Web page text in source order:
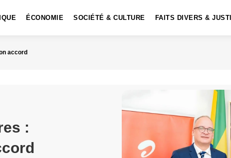
ÉCONOMIE SOCIÉTÉ & CULTURE FAITS DIVERS &
accord
: